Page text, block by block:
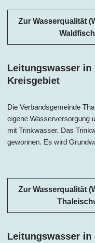
Zur Wasserqualität
Leitungswasser in
Kreisgebiet
Die Verbandsgemeinde
eigene Wasserversorgung
mit Trinkwasser. Das
gewonnen. Es wird
Zur Wasserqualität
Leitungswasser in